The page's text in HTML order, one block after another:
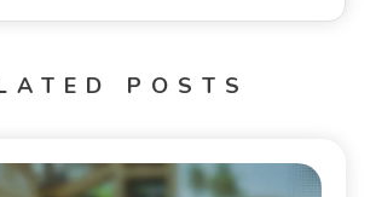
POSTS